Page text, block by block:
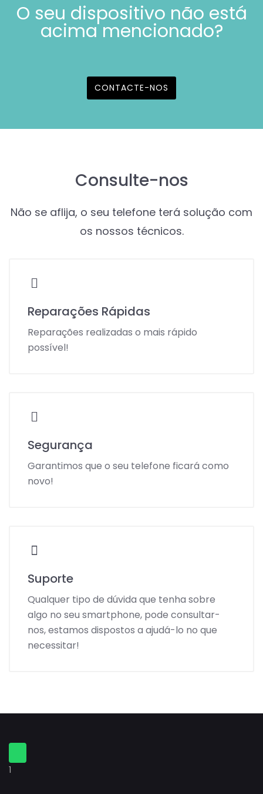
O seu dispositivo não está
acima mencionado?
CONTACTE-NOS
Consulte-nos
Não se aflija, o seu telefone terá solução com
os nossos técnicos.
Reparações Rápidas
Reparações realizadas o mais rápido
possível!
Segurança
Garantimos que o seu telefone ficará como
novo!
Suporte
Qualquer tipo de dúvida que tenha sobre
algo no seu smartphone, pode consultar-
nos, estamos dispostos a ajudá-lo no que
necessitar!
1